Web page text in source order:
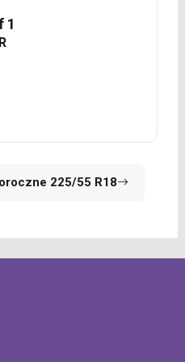
1
225/55 R18